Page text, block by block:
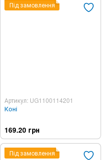
Під замовлення
Артикул: UG1100114201
Коні
169.20 грн
Під замовлення